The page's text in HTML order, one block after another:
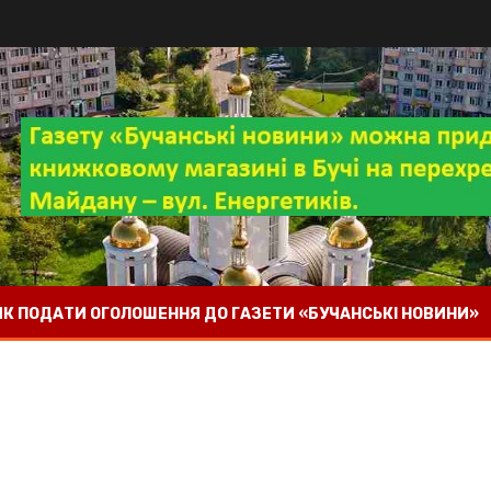
ПОДАТИ ОГОЛОШЕННЯ ДО ГАЗЕТИ «БУЧАНСЬКІ НОВИНИ»